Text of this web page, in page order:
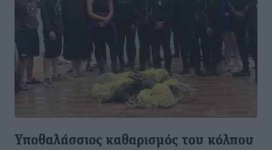
Υποθαλάσσιος καθαρισμός του κόλπου